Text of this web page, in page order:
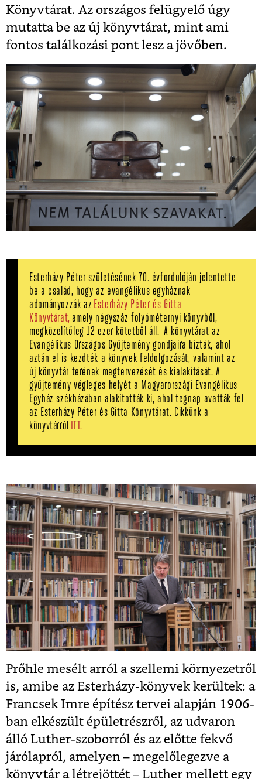
Könyvtárat. Az országos felügyelő úgy
mutatta be az új könyvtárat, mint ami
fontos találkozási pont lesz a jövőben.
Esterházy Péter születésének 70. évfordulóján jelentette
be a család, hogy az evangélikus egyháznak
adományozzák az Esterházy Péter és Gitta
Könyvtárat,amely négyszáz folyóméternyi könyvből,
megközelítőleg 12 ezer kötetből áll. A könyvtárat az
Evangélikus Országos Gyűjtemény gondjaira bízták, ahol
aztán el is kezdték a könyvek feldolgozását, valamint az
új könyvtár terének megtervezését és kialakítását. A
gyűjtemény végleges helyét a Magyarországi Evangélikus
Egyház székházában alakították ki, ahol tegnap avatták fel
az Esterházy Péter és Gitta Könyvtárat. Cikkünk a
könyvtárról ITT.
Prőhle mesélt arról a szellemi környezetről
is, amibe az Esterházy-könyvek kerültek: a
Francsek Imre építész tervei alapján 1906-
ban elkészült épületrészről, az udvaron
álló Luther-szoborról és az előtte fekvő
járólapról, amelyen – megelőlegezve a
könyvtár a létrejöttét – Luther mellett egy